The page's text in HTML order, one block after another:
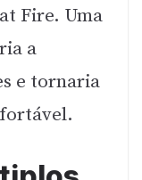
Fire. Uma
a
e tornaria